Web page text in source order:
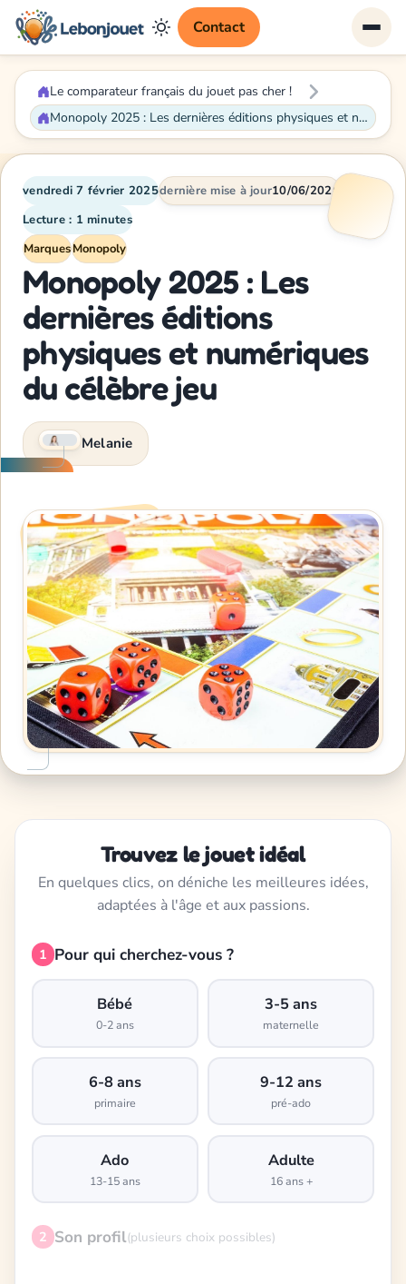
Contact
Le comparateur français du jouet pas cher !
Monopoly 2025 : Les dernières éditions physiques et numériques du célèbre jeu
vendredi 7 février 2025dernière mise à jour10/06/2026
Lecture : 1 minutes
MarquesMonopoly
Monopoly 2025 : Les
dernières éditions
physiques et numériques
du célèbre jeu
Melanie
Trouvez le jouet idéal
En quelques clics, on déniche les meilleures idées,
adaptées à l'âge et aux passions.
1 Pour qui cherchez-vous ?
Bébé
0-2 ans
3-5 ans
maternelle
6-8 ans
primaire
9-12 ans
pré-ado
Ado
13-15 ans
Adulte
16 ans +
2 Son profil(plusieurs choix possibles)